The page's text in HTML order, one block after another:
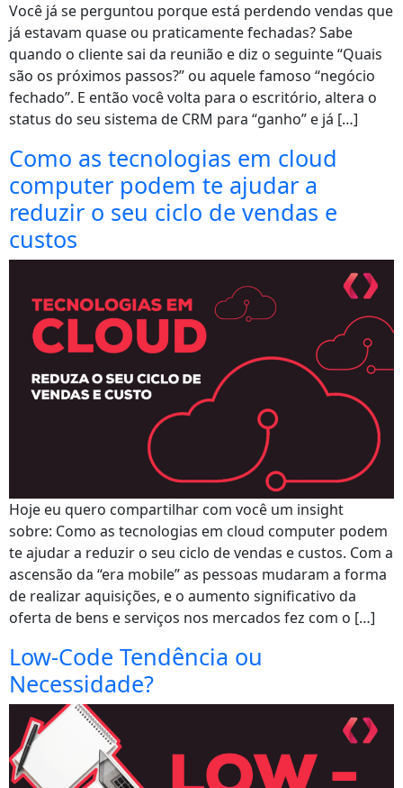
Você já se perguntou porque está perdendo vendas que
já estavam quase ou praticamente fechadas? Sabe
quando o cliente sai da reunião e diz o seguinte “Quais
são os próximos passos?” ou aquele famoso “negócio
fechado”. E então você volta para o escritório, altera o
status do seu sistema de CRM para “ganho” e já […]
Como as tecnologias em cloud
computer podem te ajudar a
reduzir o seu ciclo de vendas e
custos
Hoje eu quero compartilhar com você um insight
sobre: Como as tecnologias em cloud computer podem
te ajudar a reduzir o seu ciclo de vendas e custos. Com a
ascensão da “era mobile” as pessoas mudaram a forma
de realizar aquisições, e o aumento significativo da
oferta de bens e serviços nos mercados fez com o […]
Low-Code Tendência ou
Necessidade?